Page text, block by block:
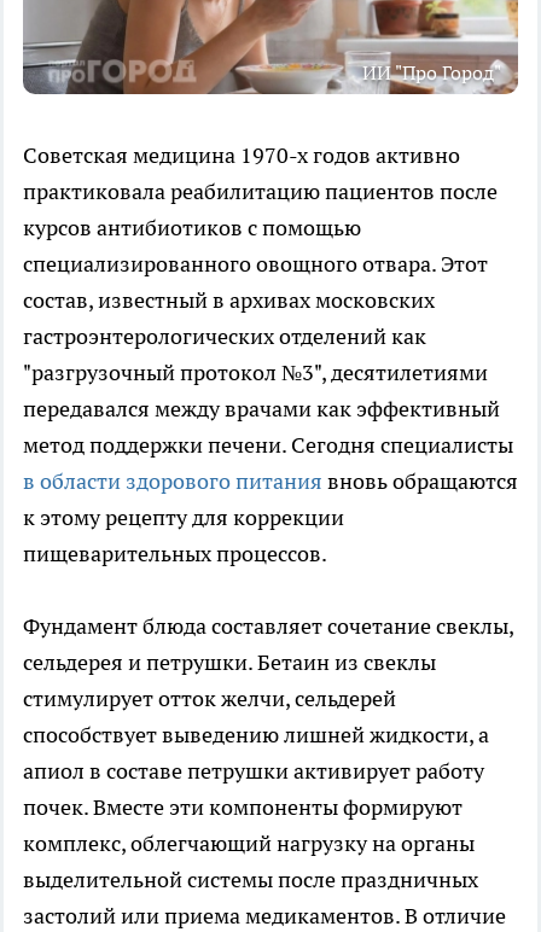
ИИ "Про Город"
Советская медицина 1970-х годов активно
практиковала реабилитацию пациентов после
курсов антибиотиков с помощью
специализированного овощного отвара. Этот
состав, известный в архивах московских
гастроэнтерологических отделений как
"разгрузочный протокол №3", десятилетиями
передавался между врачами как эффективный
метод поддержки печени. Сегодня специалисты
в области здорового питания вновь обращаются
к этому рецепту для коррекции
пищеварительных процессов.
Фундамент блюда составляет сочетание свеклы,
сельдерея и петрушки. Бетаин из свеклы
стимулирует отток желчи, сельдерей
способствует выведению лишней жидкости, а
апиол в составе петрушки активирует работу
почек. Вместе эти компоненты формируют
комплекс, облегчающий нагрузку на органы
выделительной системы после праздничных
застолий или приема медикаментов. В отличие